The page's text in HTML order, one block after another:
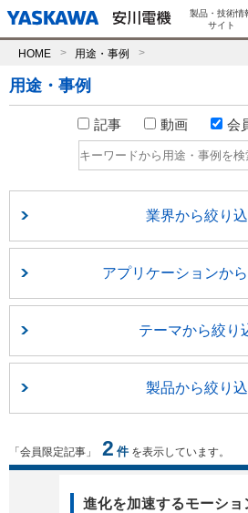
製品・技術情
サイト
HOME 用途・事例
用途・事例
記事 動画 会
業界から絞り
アプリケーションか
テーマから絞り
製品から絞り
「会員限定記事」 2 件 を表示しています。
進化を加速するモーショ